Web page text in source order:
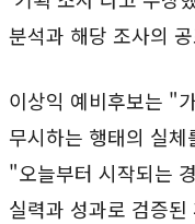
분석과 해당 조사의
이상익 예비후보는 "
무시하는 행태의 실
"오늘부터 시작되는
실력과 성과로 검증